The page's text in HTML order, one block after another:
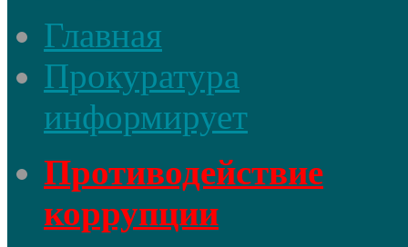
Главная
Прокуратура
информирует
Противодействие
коррупции